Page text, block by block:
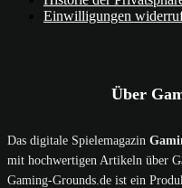
Einwilligungen
Über
Das digitale Spielemagazin
mit hochwertigen Artikeln über
Gaming-Grounds.de ist ein